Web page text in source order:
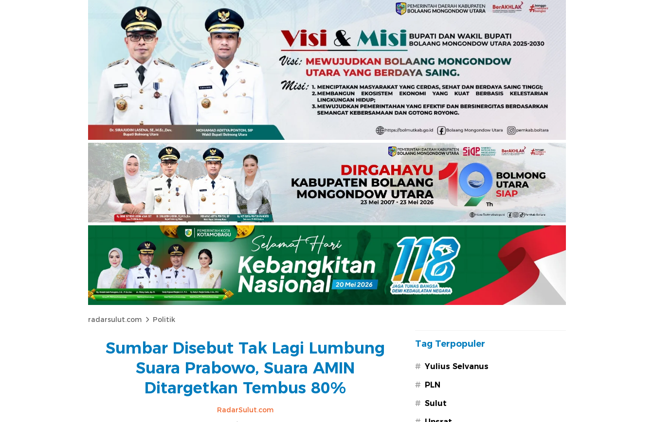
radarsulut.com Politik
Sumbar Disebut Tak Lagi Lumbung
Suara Prabowo, Suara AMIN
Ditargetkan Tembus 80%
RadarSulut.com
Tag Terpopuler
# Yulius Selvanus
# PLN
# Sulut